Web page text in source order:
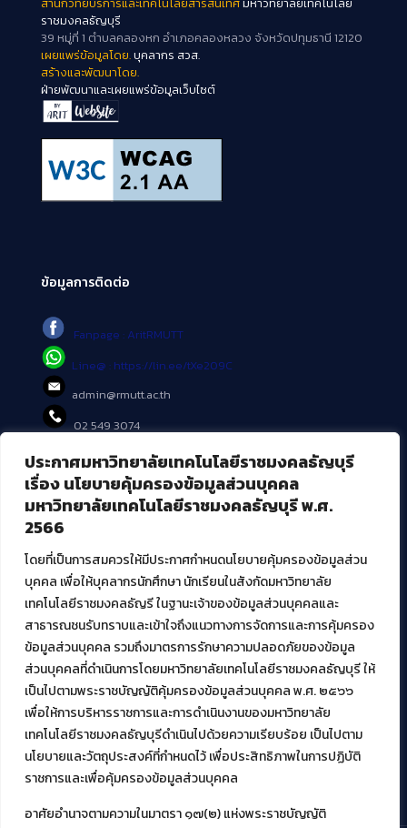
ประกาศมหาวิทยาลัยเทคโนโลยีราชมงคลธัญบุรี
เรื่อง นโยบายคุ้มครองข้อมูลส่วนบุคคล
มหาวิทยาลัยเทคโนโลยีราชมงคลธัญบุรี พ.ศ.
2566
โดยที่เป็นการสมควรให้มีประกาศกำหนดนโยบายคุ้มครองข้อมูลส่วน
บุคคล เพื่อให้บุคลากรนักศึกษา นักเรียนในสังกัดมหาวิทยาลัย
เทคโนโลยีราชมงคลธัญรี ในฐานะเจ้าของข้อมูลส่วนบุคคลและ
สาธารณชนรับทราบและเข้าใจถึงแนวทางการจัดการและการคุ้มครอง
ข้อมูลส่วนบุคคล รวมถึงมาตรการรักษาความปลอดภัยของข้อมูล
ส่วนบุคคลที่ดำเนินการโดยมหาวิทยาลัยเทคโนโลยีราชมงคลธัญบุรี ให้
เป็นไปตามพระราชบัญญัติคุ้มครองข้อมูลส่วนบุคคล พ.ศ. ๒๕๖๖
เพื่อให้การบริหารราชการและการดำเนินงานของมหาวิทยาลัย
เทคโนโลยีราชมงคลธัญบุรีดำเนินไปด้วยความเรียบร้อย เป็นไปตาม
นโยบายและวัตถุประสงค์ที่กำหนดไว้ เพื่อประสิทธิภาพในการปฏิบัติ
ราชการและเพื่อคุ้มครองข้อมูลส่วนบุคคล
อาศัยอำนาจตามความในมาตรา ๑๗(๒) แห่งพระราชบัญญัติ
ราชมงคลธัญบุรี
39 หมู่ที่ 1 ตำบลคลองหก อำเภอคลองหลวง จังหวัดปทุมธานี 12120
เผยแพร่ข้อมูลโดย.บุคลากร สวส.
สร้างและพัฒนาโดย.
ฝ่ายพัฒนาและเผยแพร่ข้อมูลเว็บไซต์
ข้อมูลการติดต่อ
Fanpage : AritRMUTT
Line@ : https://lin.ee/tXe209C
admin@rmutt.ac.th
02 549 3074
บริการอื่นๆ ของ สวส.
ศูนย์สื่อดิจิทัล
ศูนย์นวัตกรรมและความรู้
สมัยใหม่ (MoSeC)
งานบริการวิชาการให้กับหน่วยงานภายนอก
โครงการส่งเสริมและพัฒนาผู้ประกอบการ SME โดย. มทร.ธัญบุรี
กิจกรรมการเชื่อมโยงเครือข่ายผู้ให้บริการเครื่องจักรกลทางการ
เกษตร ภายใต้โครงการส่งเสริมการรแปรรูปสินค้าเกษตรระดับชุมชน
กรมส่งเสริมอุตสาหกรรม
โครงการยกระดับเศรษฐกิจและสังคมรายตำบลแบบบูรณาการ (1
ตำบล 1 มหาวิทยาลัย)